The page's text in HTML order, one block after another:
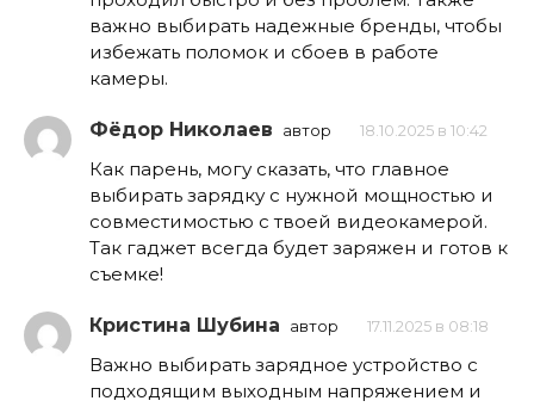
важно выбирать надежные бренды, чтобы
избежать поломок и сбоев в работе
камеры.
Фёдор Николаев автор 18.10.2025 в 10:42
Как парень, могу сказать, что главное
выбирать зарядку с нужной мощностью и
совместимостью с твоей видеокамерой.
Так гаджет всегда будет заряжен и готов к
съемке!
Кристина Шубина автор 17.11.2025 в 08:18
Важно выбирать зарядное устройство с
подходящим выходным напряжением и